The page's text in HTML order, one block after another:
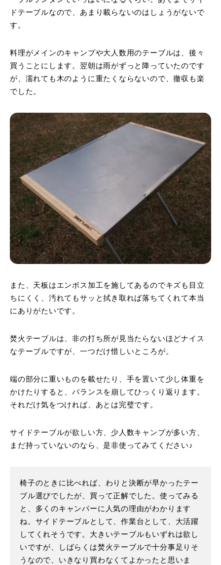
ドテーブルなので、あまり載らないのはしょうがないで
す。
料理がメインのキャンプや大人数用のテーブルは、後々
買うことにします。翌朝は雨がずっと降っていたのです
が、濡れても木のように重たくならないので、撤収も楽
でした。
また、天板はエンボス加工を施してあるのでキズも目立
ちにくく、汚れてもサッと拭き取れば落ちてくれて本当
にありがたいです。
焚火テーブルは、非の打ち所が見当たらないほどナイス
なテーブルですが、一つだけ惜しいところが。
端の部分に重いものを載せたり、手を置いて少し体重を
かけたりすると、バランスを崩してひっくり返ります。
それだけ気をつければ、あとは完璧です。
サイドテーブルが欲しい方、少人数キャンプが多い方、
まだ持っていないのなら、是非使ってみてください♪
椅子のときに比べれば、わりと決断が早かったテー
ブル選びでしたが、買って正解でした。使ってみる
と、多くのキャンパーに人気の理由がわかります
ね。サイドテーブルとして、作業台として、大活躍
してくれそうです。大きいテーブルもいずれは欲し
いですが、しばらくは焚火テーブルで十分事足りそ
うなので、いきなり買わなくてよかったと思いま